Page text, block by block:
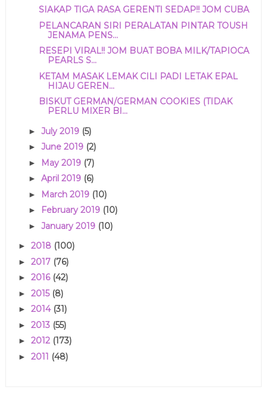
SIAKAP TIGA RASA GERENTI SEDAP!! JOM CUBA
PELANCARAN SIRI PERALATAN PINTAR TOUSH
JENAMA PENS...
RESEPI VIRAL!! JOM BUAT BOBA MILK/TAPIOCA
PEARLS S...
KETAM MASAK LEMAK CILI PADI LETAK EPAL
HIJAU GEREN...
BISKUT GERMAN/GERMAN COOKIES (TIDAK
PERLU MIXER BI...
► July 2019 (5)
► June 2019 (2)
► May 2019 (7)
► April 2019 (6)
► March 2019 (10)
► February 2019 (10)
► January 2019 (10)
► 2018 (100)
► 2017 (76)
► 2016 (42)
► 2015 (8)
► 2014 (31)
► 2013 (55)
► 2012 (173)
► 2011 (48)